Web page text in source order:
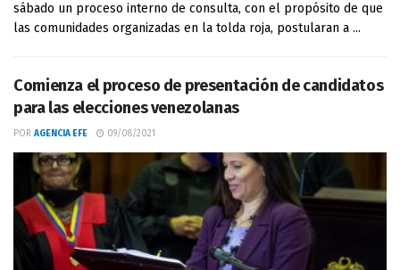
sábado un proceso interno de consulta, con el propósito de que
las comunidades organizadas en la tolda roja, postularan a ...
Comienza el proceso de presentación de candidatos
para las elecciones venezolanas
POR AGENCIA EFE 09/08/2021